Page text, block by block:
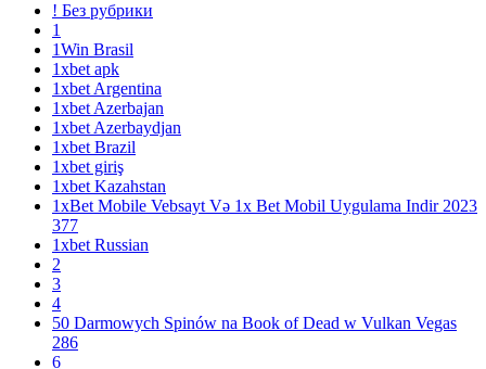
! Без рубрики
1
1Win Brasil
1xbet apk
1xbet Argentina
1xbet Azerbajan
1xbet Azerbaydjan
1xbet Brazil
1xbet giriş
1xbet Kazahstan
1xBet Mobile Vebsayt Və 1x Bet Mobil Uygulama Indir 2023
377
1xbet Russian
2
3
4
50 Darmowych Spinów na Book of Dead w Vulkan Vegas
286
6